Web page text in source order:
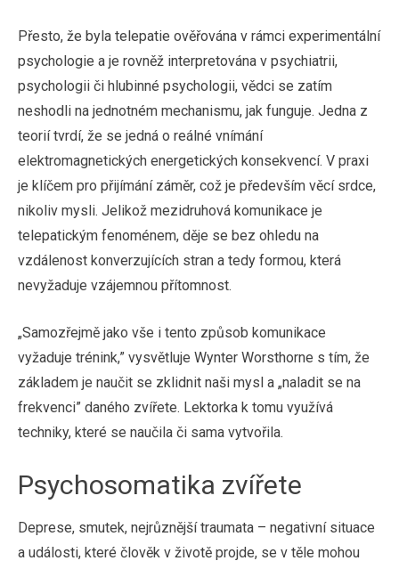
Přesto, že byla telepatie ověřována v rámci experimentální
psychologie a je rovněž interpretována v psychiatrii,
psychologii či hlubinné psychologii, vědci se zatím
neshodli na jednotném mechanismu, jak funguje. Jedna z
teorií tvrdí, že se jedná o reálné vnímání
elektromagnetických energetických konsekvencí. V praxi
je klíčem pro přijímání záměr, což je především věcí srdce,
nikoliv mysli. Jelikož mezidruhová komunikace je
telepatickým fenoménem, děje se bez ohledu na
vzdálenost konverzujících stran a tedy formou, která
nevyžaduje vzájemnou přítomnost.
„Samozřejmě jako vše i tento způsob komunikace
vyžaduje trénink,” vysvětluje Wynter Worsthorne s tím, že
základem je naučit se zklidnit naši mysl a „naladit se na
frekvenci” daného zvířete. Lektorka k tomu využívá
techniky, které se naučila či sama vytvořila.
Psychosomatika zvířete
Deprese, smutek, nejrůznější traumata – negativní situace
a události, které člověk v životě projde, se v těle mohou